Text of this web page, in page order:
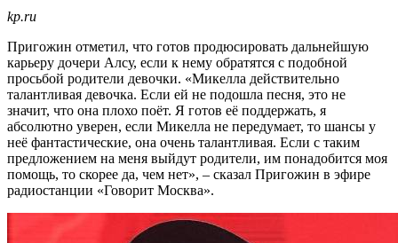
kp.ru
Пригожин отметил, что готов продюсировать дальнейшую
карьеру дочери Алсу, если к нему обратятся с подобной
просьбой родители девочки. «Микелла действительно
талантливая девочка. Если ей не подошла песня, это не
значит, что она плохо поёт. Я готов её поддержать, я
абсолютно уверен, если Микелла не передумает, то шансы у
неё фантастические, она очень талантливая. Если с таким
предложением на меня выйдут родители, им понадобится моя
помощь, то скорее да, чем нет», – сказал Пригожин в эфире
радиостанции «Говорит Москва».